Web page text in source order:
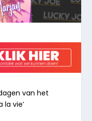
van het
la vie’